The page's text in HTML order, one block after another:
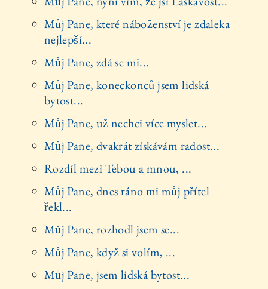
Můj Pane, které náboženství je zdaleka
nejlepší...
Můj Pane, zdá se mi...
Můj Pane, koneckonců jsem lidská
bytost...
Můj Pane, už nechci více myslet...
Můj Pane, dvakrát získávám radost...
Rozdíl mezi Tebou a mnou, ...
Můj Pane, dnes ráno mi můj přítel
řekl...
Můj Pane, rozhodl jsem se...
Můj Pane, když si volím, ...
Můj Pane, jsem lidská bytost...